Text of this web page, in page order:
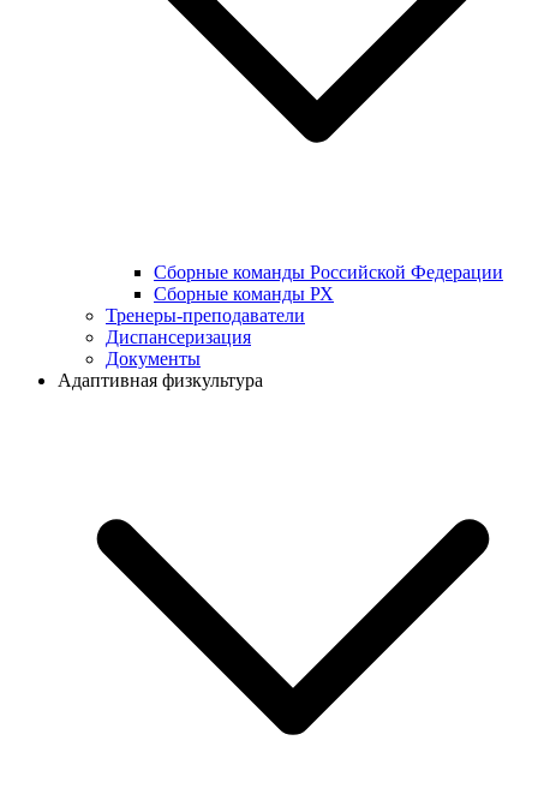
Сборные команды Российской Федерации
Сборные команды РХ
Тренеры-преподаватели
Диспансеризация
Документы
Адаптивная физкультура